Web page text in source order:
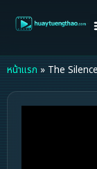
หน้าแรก » The